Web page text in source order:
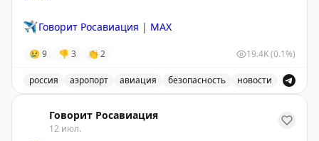
✈️ Говорит Росавиация | MAX
😢 9 👎 3 👏 2 19.4K(0.1%)
россия аэропорт авиация безопасность новости
Говорит Росавиация
12 июл.